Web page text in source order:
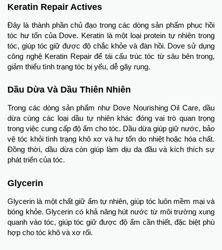
Keratin Repair Actives
Đây là thành phần chủ đạo trong các dòng sản phẩm phục hồi
tóc hư tổn của Dove. Keratin là một loại protein tự nhiên trong
tóc, giúp tóc giữ được độ chắc khỏe và đàn hồi. Dove sử dụng
công nghệ Keratin Repair để tái cấu trúc tóc từ sâu bên trong,
giảm thiểu tình trạng tóc bị yếu, dễ gãy rụng.
Dầu Dừa Và Dầu Thiên Nhiên
Trong các dòng sản phẩm như Dove Nourishing Oil Care, dầu
dừa cùng các loại dầu tự nhiên khác đóng vai trò quan trọng
trong việc cung cấp độ ẩm cho tóc. Dầu dừa giúp giữ nước, bảo
vệ tóc khỏi tình trạng khô xơ và hư tổn do nhiệt hoặc hóa chất.
Đồng thời, dầu dừa còn giúp làm dịu da đầu và kích thích sự
phát triển của tóc.
Glycerin
Glycerin là một chất giữ ẩm tự nhiên, giúp tóc luôn mềm mại và
bóng khỏe. Glycerin có khả năng hút nước từ môi trường xung
quanh vào tóc, giúp tóc giữ được độ ẩm cần thiết, đặc biệt phù
hợp cho tóc khô và xơ rối.